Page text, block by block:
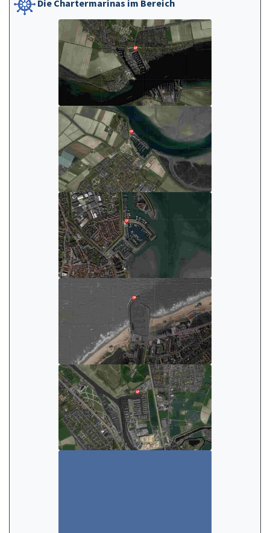
Die Chartermarinas im Bereich